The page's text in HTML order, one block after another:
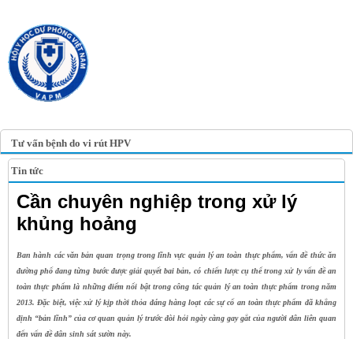
Tư vấn bệnh do vi rút HPV
Tin tức
Cần chuyên nghiệp trong xử lý
khủng hoảng
Ban hành các văn bản quan trọng trong lĩnh vực quản lý an toàn thực phẩm, vấn đề thức ăn
đường phố đang từng bước được giải quyết bai bản, có chiến lược cụ thể trong xử ly vấn đề an
toàn thực phẩm là những điểm nổi bật trong công tác quản lý an toàn thực phẩm trong năm
2013. Đặc biệt, việc xử lý kịp thời thỏa đáng hàng loạt các sự cố an toàn thực phẩm đã khẳng
định “bản lĩnh” của cơ quan quản lý trước đòi hỏi ngày càng gay gắt của người dân liên quan
đến vấn đề dân sinh sát sườn này.